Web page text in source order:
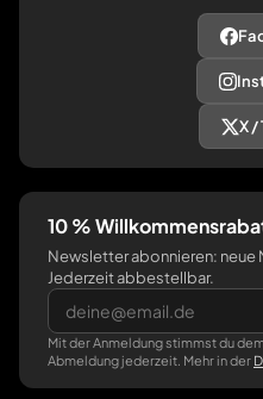
X /
10 %
Newsletter abonnieren: neue
Jederzeit abbestellbar.
Mit der Anmeldung stimmst du
Abmeldung jederzeit. Mehr in der